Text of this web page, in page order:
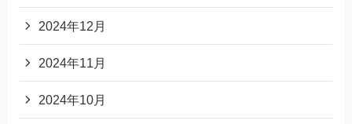
2024年12月
2024年11月
2024年10月